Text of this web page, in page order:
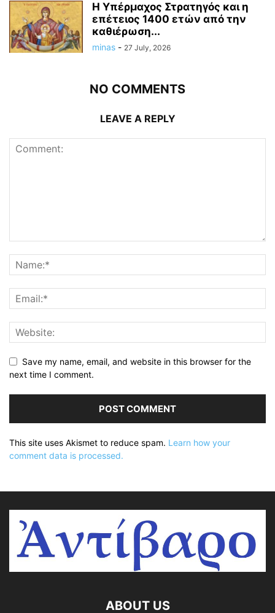
Η Υπέρμαχος Στρατηγός και η
επέτειος 1400 ετών από την
καθιέρωση...
minas - 27 July, 2026
NO COMMENTS
LEAVE A REPLY
Save my name, email, and website in this browser for the
next time I comment.
This site uses Akismet to reduce spam. Learn how your
comment data is processed.
ABOUT US